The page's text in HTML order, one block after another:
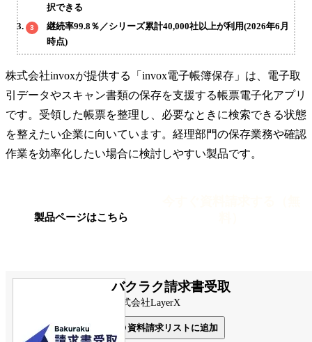
択できる
継続率99.8％／シリーズ累計40,000社以上が利用(2026年6月
時点)
株式会社invoxが提供する「invox電子帳簿保存」は、電子取
引データやスキャン書類の保存を支援する帳票電子化アプリ
です。受領した帳票を整理し、必要なときに検索できる状態
を整えたい企業に向いています。経理部門の保存業務や確認
作業を効率化したい場合に検討しやすい製品です。
製品ページはこちら
バクラク請求書受取
株式会社LayerX
資料請求リストに追加